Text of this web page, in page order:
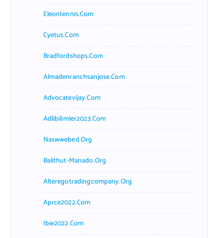
Eleontennis.com
Cyetus.com
Bradfordshops.com
Almadenranchsanjose.com
Advocatevijay.com
Adlibilimler2023.com
Naswwebed.org
Balithut-Manado.org
Alteregotradingcompany.org
Aprce2022.com
Ibie2022.com